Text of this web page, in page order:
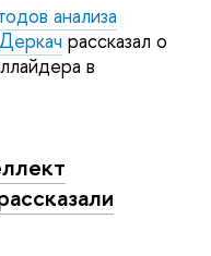
анализа
рассказал о
в